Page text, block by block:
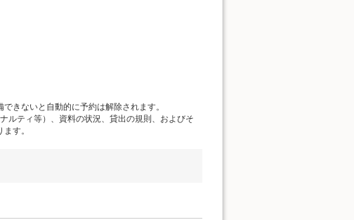
きないと自動的に予約は解除されます。
ルティ等）、資料の状況、貸出の規則、およびそ
す。